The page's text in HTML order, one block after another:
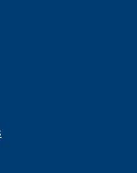
que ofertam
é um formato do